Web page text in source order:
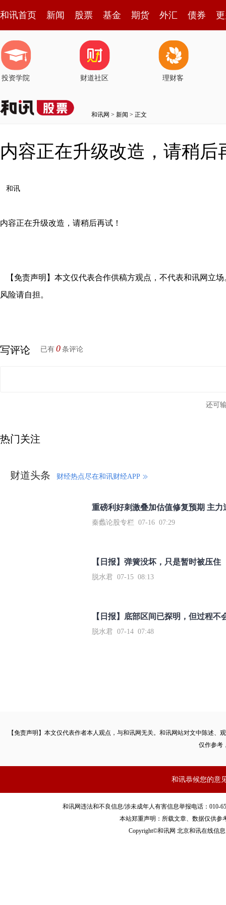
和讯首页 新闻 股票 基金 期货 外汇 债券
投资学院 财道社区 理财客
和讯网 > 新闻 > 正文
内容正在升级改造，请稍后
和讯
内容正在升级改造，请稍后再试！
【免责声明】本文仅代表合作供稿方观点，不代表和讯网立
风险请自担。
写评论 已有 0 条评论
还可
热门关注
财道头条 财经热点尽在和讯财经APP
秦蠡论股专栏 07-16 07:29
【日报】弹簧没坏，只是暂时被压住
脱水君 07-15 08:13
【日报】底部区间已探明，但过程不
脱水君 07-14 07:48
【免责声明】本文仅代表作者本人观点，与和讯网无关。和讯网站对文中陈述
仅作参考
和讯恭候您的意
和讯网违法和不良信息/涉未成年人有害信息举报电话：010-
本站郑重声明：所载文章、数据仅供参
Copyright©和讯网 北京和讯在线信